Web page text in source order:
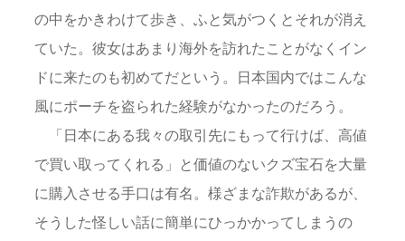
の中をかきわけて歩き、ふと気がつくとそれが消え
ていた。彼女はあまり海外を訪れたことがなくイン
ドに来たのも初めてだという。日本国内ではこんな
風にポーチを盗られた経験がなかったのだろう。
「日本にある我々の取引先にもって行けば、高値
で買い取ってくれる」と価値のないクズ宝石を大量
に購入させる手口は有名。様ざまな詐欺があるが、
そうした怪しい話に簡単にひっかかってしまうの